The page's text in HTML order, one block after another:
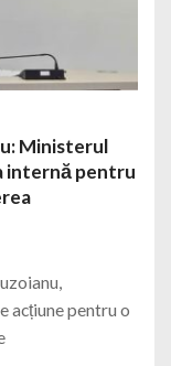
Ministerul
internă pentru
acțiune pentru o